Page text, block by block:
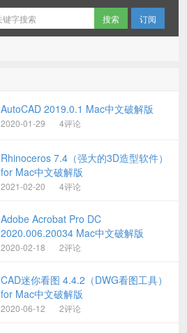
订阅
AutoCAD 2019.0.1 Mac中文破解版
2020-01-29 4评论
Rhinoceros 7.4（强大的3D造型软件）
for Mac中文破解版
2021-02-20 4评论
Adobe Acrobat Pro DC
2020.006.20034 Mac中文破解版
2020-02-18 2评论
CAD迷你看图 4.4.2（DWG看图工具）
for Mac中文破解版
2020-06-12 2评论